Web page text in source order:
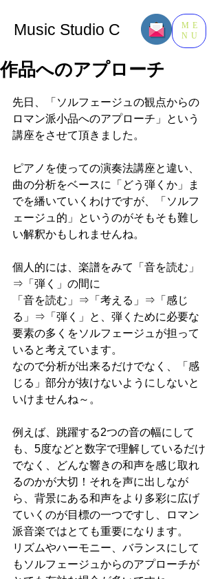
Music​ Studio C
ME
NU
作品へのアプローチ
先日、「ソルフェージュの観点からの
ロマン派小品へのアプローチ」という
講座をさせて頂きました。
ピアノを使っての演奏法講座と違い、
曲の分析をベースに「どう弾くか」ま
でを繙いていくわけですが、「ソルフ
ェージュ的」というのがそもそも難し
い解釈かもしれませんね。
個人的には、楽譜をみて「音を読む」
⇒「弾く」の間に
「音を読む」⇒「考える」⇒「感じ
る」⇒「弾く」と、弾くために必要な
要素の多くをソルフェージュが担って
いると考えています。
なので分析が出来るだけでなく、「感
じる」部分が抜けないようにしないと
いけませんね～。
例えば、跳躍する2つの音の幅にして
も、5度などと数字で理解しているだけ
でなく、どんな響きの和声を感じ取れ
るのかが大切！それを声に出しなが
ら、背景にある和声をより多彩に広げ
ていくのが目標の一つですし、ロマン
派音楽ではとても重要になります。
リズムやハーモニー、バランスにして
もソルフェージュからのアプローチが